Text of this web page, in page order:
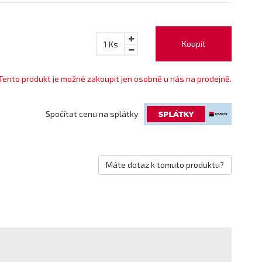
Koupit
1 Ks
produkt je možné zakoupit jen osobně u nás na prodejně.
Spočítat cenu na splátky
Máte dotaz k tomuto produktu?